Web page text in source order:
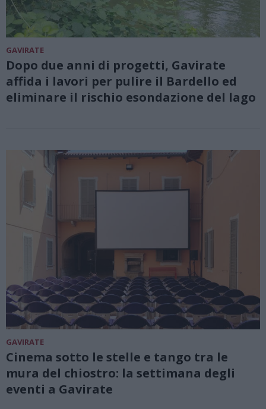
GAVIRATE
Dopo due anni di progetti, Gavirate
affida i lavori per pulire il Bardello ed
eliminare il rischio esondazione del lago
GAVIRATE
Cinema sotto le stelle e tango tra le
mura del chiostro: la settimana degli
eventi a Gavirate